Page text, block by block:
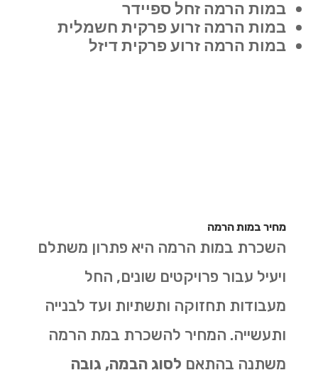
במות הרמה זחל ספיידר
במות הרמה זרוע פרקית חשמלית
במות הרמה זרוע פרקית דיזל
מחיר במות הרמה
השכרת במות הרמה היא פתרון משתלם
ויעיל עבור פרויקטים שונים, החל
מעבודות תחזוקה ותשתיות ועד לבנייה
ותעשייה. המחיר להשכרת במת הרמה
משתנה בהתאם לסוג הבמה, גובה